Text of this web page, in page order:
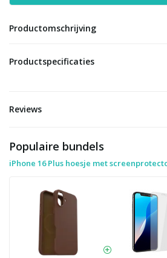
Productomschrijving
Productspecificaties
Reviews
Populaire bundels
iPhone 16 Plus hoesje met